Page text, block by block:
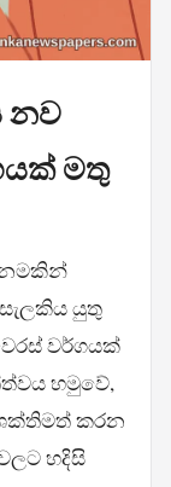
නව
මතු
යුතු
වර්ගයක්
හමුවේ,
කරන
හදිසි